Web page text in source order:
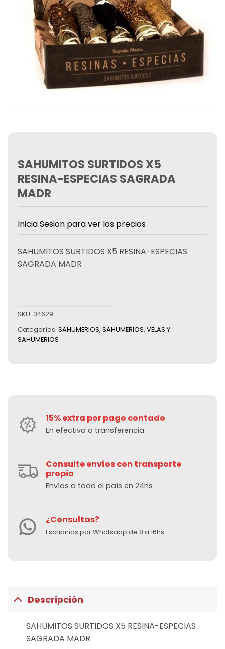
SAHUMITOS SURTIDOS X5
RESINA-ESPECIAS SAGRADA
MADR
Inicia Sesion para ver los precios
SAHUMITOS SURTIDOS X5 RESINA-ESPECIAS
SAGRADA MADR
SKU: 34629
Categorías: SAHUMERIOS, SAHUMERIOS, VELAS Y
SAHUMERIOS
15% extra por pago contado
En efectivo o transferencia
Consulte envíos con transporte
propio
Envíos a todo el país en 24hs
¿Consultas?
Escribinos por Whatsapp de 8 a 16hs
Descripción
SAHUMITOS SURTIDOS X5 RESINA-ESPECIAS
SAGRADA MADR